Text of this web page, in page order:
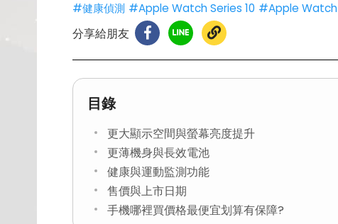
#健康偵測 #Apple Watch Series 10 #Apple Watch
分享給朋友
目錄
更大顯示空間與螢幕亮度提升
更薄機身與長效電池
健康與運動監測功能
售價與上市日期
手機哪裡買價格最便宜划算有保障?